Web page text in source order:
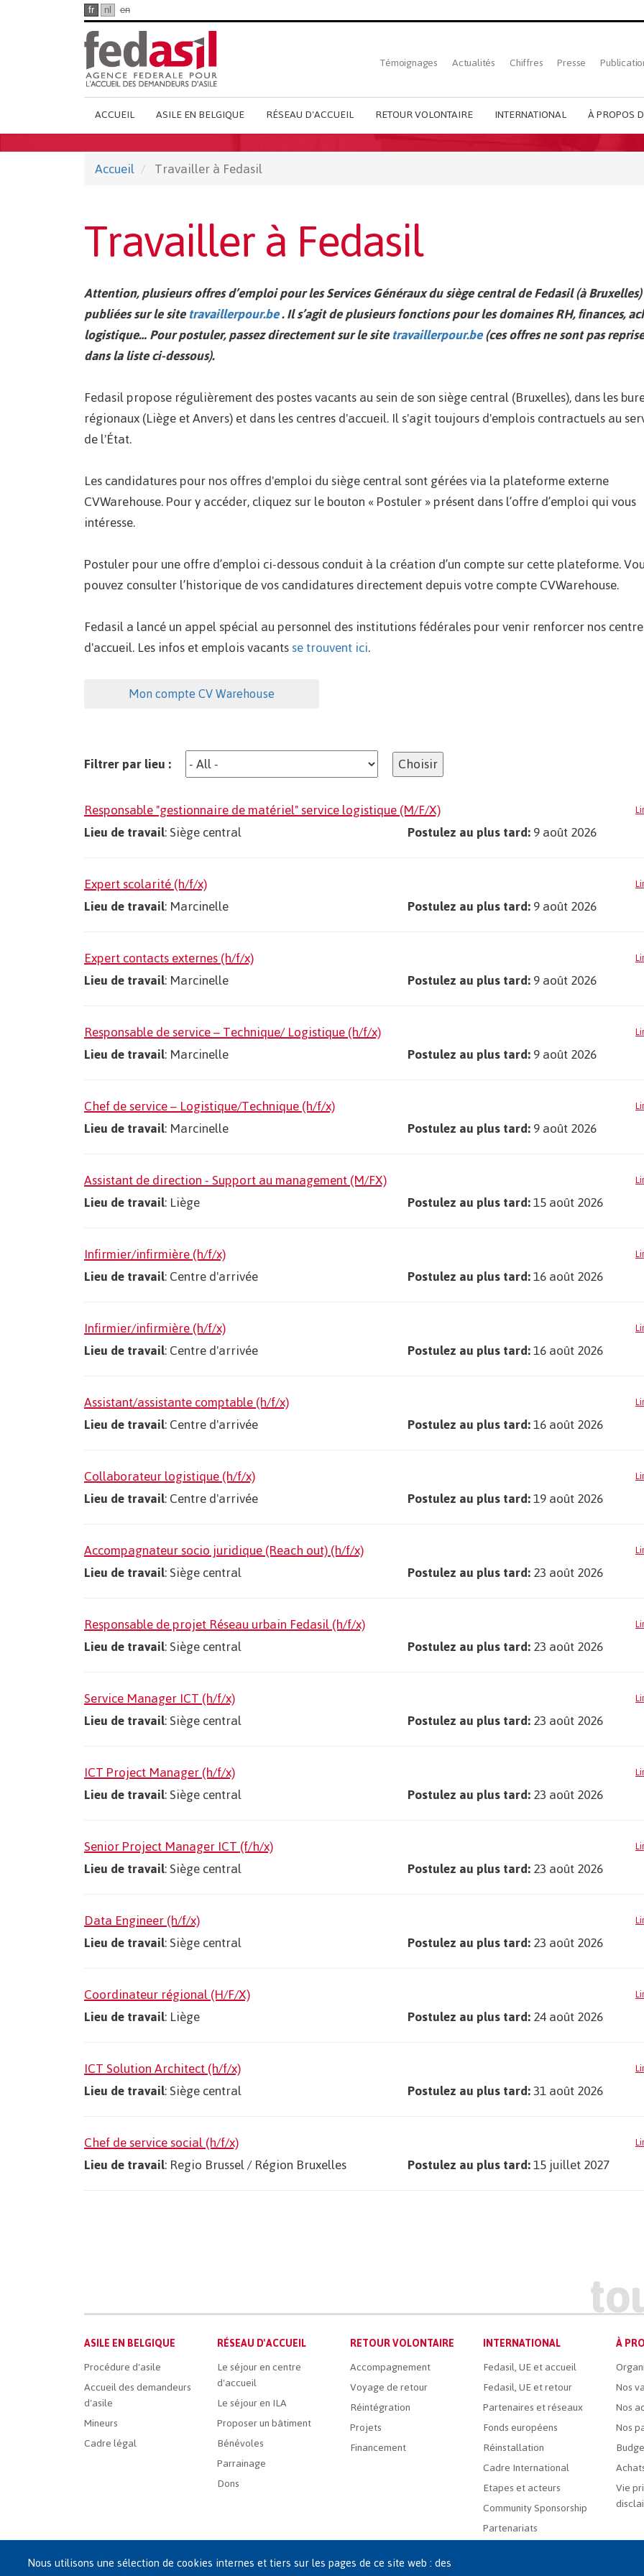
fr nl en
Top
French
menu
Témoignages Actualités Chiffres Presse
Main
French
Menu
ACCUEIL ASILE EN BELGIQUE RÉSEAU D'ACCUEIL RETOUR VOLONTAIRE INTERNATIONAL À PROPOS
Accueil Travailler à Fedasil
Travailler à Fedasil
Attention, plusieurs offres d’emploi pour les Services Généraux du siège central de Fedasil (à
publiées sur le sitetravaillerpour.be. Il s’agit de plusieurs fonctions pour les domaines RH, finances,
logistique… Pour postuler, passez directement sur le sitetravaillerpour.be(ces offres ne sont pas
dans la liste ci-dessous).
Fedasil propose régulièrement des postes vacants au sein de son siège central (Bruxelles), dans les
régionaux (Liège et Anvers) et dans les centres d'accueil. Il s'agit toujours d'emplois contractuels au
de l'État.
Les candidatures pour nos offres d'emploi du siège central sont gérées via la plateforme externe
CVWarehouse. Pour y accéder, cliquez sur le bouton « Postuler » présent dans l’offre d’emploi qui vous
intéresse.
Postuler pour une offre d’emploi ci-dessous conduit à la création d’un compte sur cette plateforme.
pouvez consulter l’historique de vos candidatures directement depuis votre compte CVWarehouse.
Fedasil a lancé un appel spécial au personnel des institutions fédérales pour venir renforcer nos
d'accueil. Les infos et emplois vacantsse trouvent ici.
Mon compte CV Warehouse
Filtrer par lieu :
Choisir
Responsable "gestionnaire de matériel" service logistique (M/F/X)
Lieu de travail: Siège central Postulez au plus tard:9 août 2026
Expert scolarité (h/f/x)
Lieu de travail: Marcinelle Postulez au plus tard:9 août 2026
Expert contacts externes (h/f/x)
Lieu de travail: Marcinelle Postulez au plus tard:9 août 2026
Responsable de service – Technique/ Logistique (h/f/x)
Lieu de travail: Marcinelle Postulez au plus tard:9 août 2026
Chef de service – Logistique/Technique (h/f/x)
Lieu de travail: Marcinelle Postulez au plus tard:9 août 2026
Assistant de direction - Support au management (M/FX)
Lieu de travail: Liège Postulez au plus tard:15 août 2026
Infirmier/infirmière (h/f/x)
Lieu de travail: Centre d'arrivée Postulez au plus tard:16 août 2026
Infirmier/infirmière (h/f/x)
Lieu de travail: Centre d'arrivée Postulez au plus tard:16 août 2026
Assistant/assistante comptable (h/f/x)
Lieu de travail: Centre d'arrivée Postulez au plus tard:16 août 2026
Collaborateur logistique (h/f/x)
Lieu de travail: Centre d'arrivée Postulez au plus tard:19 août 2026
Accompagnateur socio juridique (Reach out) (h/f/x)
Lieu de travail: Siège central Postulez au plus tard:23 août 2026
Responsable de projet Réseau urbain Fedasil (h/f/x)
Lieu de travail: Siège central Postulez au plus tard:23 août 2026
Service Manager ICT (h/f/x)
Lieu de travail: Siège central Postulez au plus tard:23 août 2026
ICT Project Manager (h/f/x)
Lieu de travail: Siège central Postulez au plus tard:23 août 2026
Senior Project Manager ICT (f/h/x)
Lieu de travail: Siège central Postulez au plus tard:23 août 2026
Data Engineer (h/f/x)
Lieu de travail: Siège central Postulez au plus tard:23 août 2026
Coordinateur régional (H/F/X)
Lieu de travail: Liège Postulez au plus tard:24 août 2026
ICT Solution Architect (h/f/x)
Lieu de travail: Siège central Postulez au plus tard:31 août 2026
Chef de service social (h/f/x)
Lieu de travail: Regio Brussel / Région Bruxelles Postulez au plus tard:15 juillet 2027
Main
French
Menu
ASILE EN BELGIQUE
Procédure d'asile
Accueil des demandeurs
d'asile
Mineurs
Cadre légal
RÉSEAU D'ACCUEIL
Le séjour en centre
d'accueil
Le séjour en ILA
Proposer un bâtiment
Bénévoles
Parrainage
Dons
RETOUR VOLONTAIRE
Accompagnement
Voyage de retour
Réintégration
Projets
Financement
INTERNATIONAL
Fedasil, UE et accueil
Fedasil, UE et retour
Partenaires et réseaux
Fonds européens
Réinstallation
Cadre International
Etapes et acteurs
Community Sponsorship
Partenariats
À
Nos
Nos
Nos
Vie
Nous utilisons une sélection de cookies internes et tiers sur les pages de ce site web : des